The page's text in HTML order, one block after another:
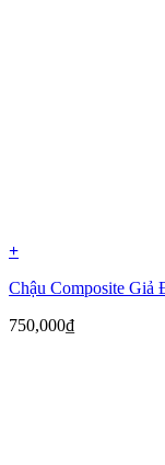
+
Chậu Composite Giả
750,000₫